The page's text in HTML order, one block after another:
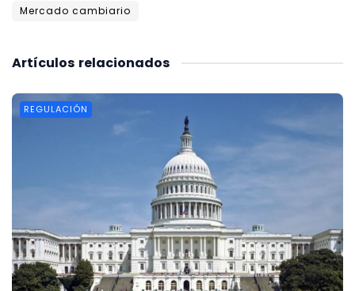
Mercado cambiario
relacionados
Artículos
REGULACIÓN